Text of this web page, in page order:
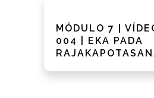
MÓDULO 7 |
004 | EKA PADA